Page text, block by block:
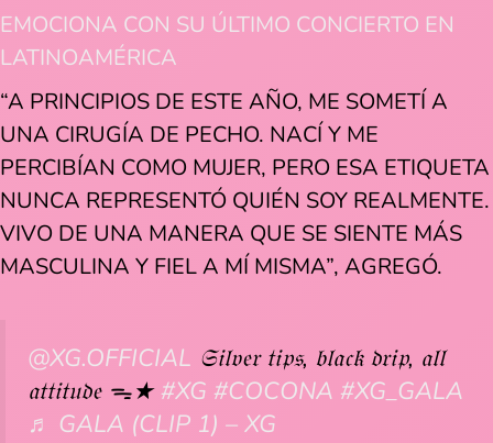
EMOCIONA CON SU ÚLTIMO CONCIERTO EN
LATINOAMÉRICA
“A PRINCIPIOS DE ESTE AÑO, ME SOMETÍ A
UNA CIRUGÍA DE PECHO. NACÍ Y ME
PERCIBÍAN COMO MUJER, PERO ESA ETIQUETA
NUNCA REPRESENTÓ QUIÉN SOY REALMENTE.
VIVO DE UNA MANERA QUE SE SIENTE MÁS
MASCULINA Y FIEL A MÍ MISMA”, AGREGÓ.
@XG.OFFICIAL 𝔖𝔦𝔩𝔳𝔢𝔯 𝔱𝔦𝔭𝔰, 𝔟𝔩𝔞𝔠𝔨 𝔡𝔯𝔦𝔭, 𝔞𝔩𝔩
𝔞𝔱𝔱𝔦𝔱𝔲𝔡𝔢 ᯓ★ #XG #COCONA #XG_GALA
♬ GALA (CLIP 1) – XG